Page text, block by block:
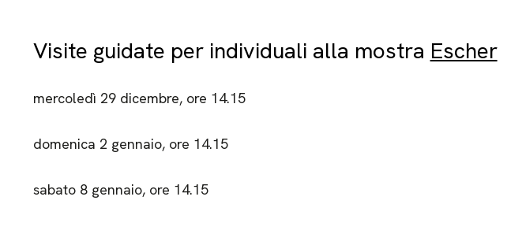
Visite guidate per individuali alla mostra Escher
mercoledì 29 dicembre, ore 14.15
domenica 2 gennaio, ore 14.15
sabato 8 gennaio, ore 14.15